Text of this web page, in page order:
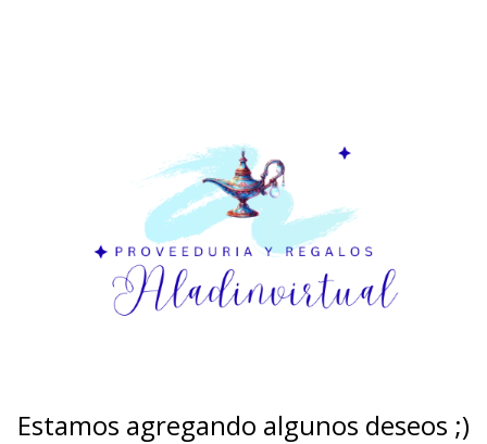
Estamos agregando algunos deseos ;)